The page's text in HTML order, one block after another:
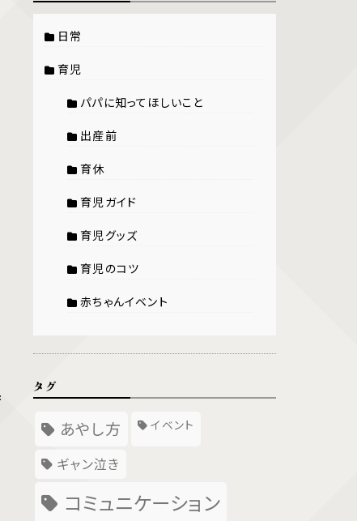
日常
育児
パパに知ってほしいこと
出産前
育休
育児ガイド
育児グッズ
育児のコツ
赤ちゃんイベント
タグ
あやし方 イベント
ギャン泣き
コミュニケーション